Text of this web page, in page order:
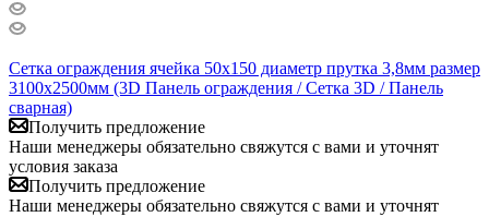
Сетка ограждения ячейка 50х150 диаметр прутка 3,8мм размер
3100x2500мм (3D Панель ограждения / Сетка 3D / Панель
сварная)
Получить предложение
Наши менеджеры обязательно свяжутся с вами и уточнят
условия заказа
Получить предложение
Наши менеджеры обязательно свяжутся с вами и уточнят